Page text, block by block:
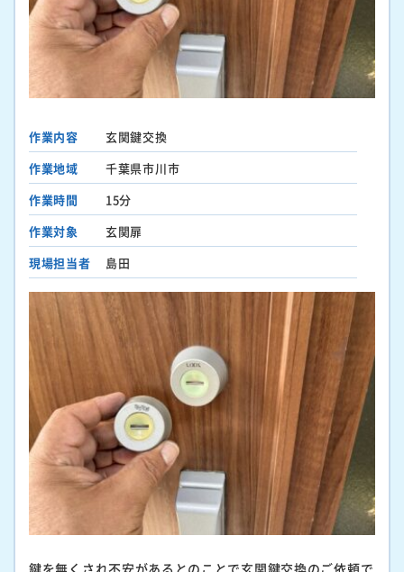
作業内容
玄関鍵交換
作業地域
千葉県市川市
作業時間
15分
作業対象
玄関扉
現場担当者
島田